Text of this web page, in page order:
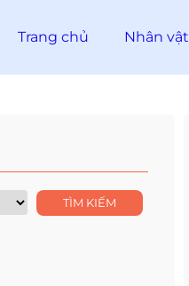
Trang chủ Nhân vật